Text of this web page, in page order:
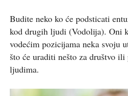
Budite neko ko će podsticati
kod drugih ljudi (Vodolija). Oni
vodećim pozicijama neka svoju
što će uraditi nešto za društvo
ljudima.